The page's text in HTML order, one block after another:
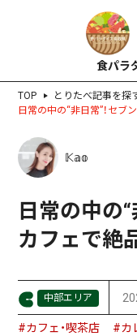
食パラ
TOP
とりたべ記事を探
日常の中の“非日常”！セブ
𝕂𝕒𝕠
日常の中の
カフェで絶
中部エリア
#カフェ・喫茶店 #カ